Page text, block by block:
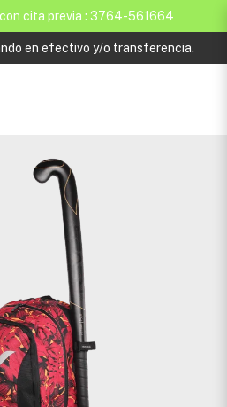
cita previa : 3764-561664
en efectivo y/o transferencia.